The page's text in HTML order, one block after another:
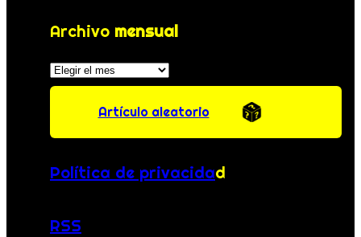
Archivo mensual
Archivos
Artículo aleatorio
Política de privacidad
RSS